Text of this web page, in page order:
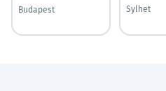
Budapest
Sylhet